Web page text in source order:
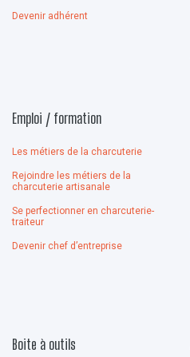
Devenir adhérent
Emploi / formation
Les métiers de la charcuterie
Rejoindre les métiers de la
charcuterie artisanale
Se perfectionner en charcuterie-
traiteur
Devenir chef d’entreprise
Boite à outils